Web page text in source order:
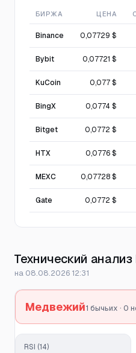
БИРЖА ЦЕНА
Binance 0,07729 $
Bybit 0,07721 $
KuCoin 0,077 $
BingX 0,0774 $
Bitget 0,0772 $
HTX 0,0776 $
MEXC 0,07728 $
Gate 0,0772 $
Технический анализ
на 08.08.2026 12:31
Медвежий1 бычьих · 0
RSI (14)